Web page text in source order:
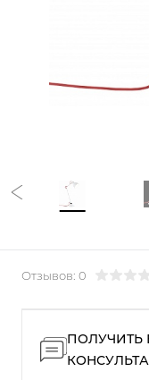
Отзывов: 0
ПОЛУЧИТЬ